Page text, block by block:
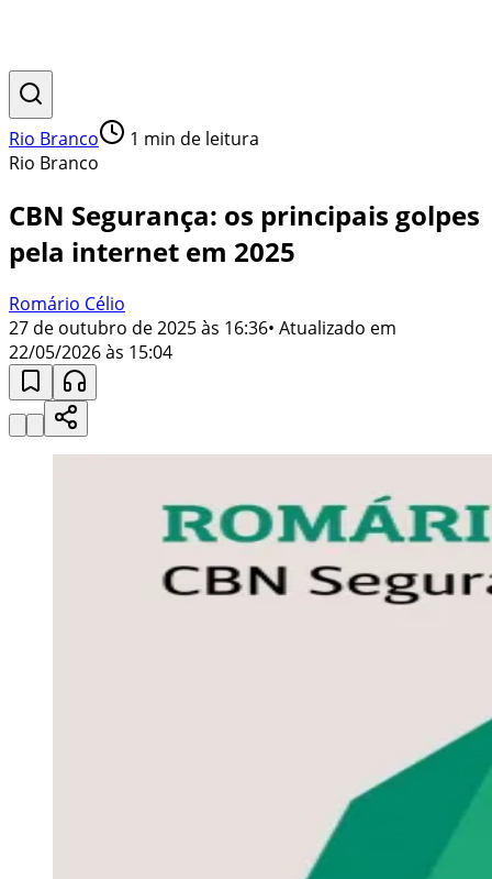
Rio Branco 1 min de leitura
Rio Branco
CBN Segurança: os principais golpes
pela internet em 2025
Romário Célio
27 de outubro de 2025 às 16:36• Atualizado em
22/05/2026 às 15:04